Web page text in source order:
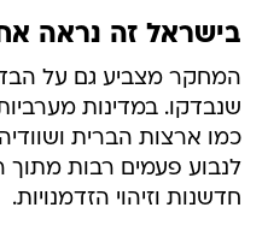
בישראל זה נראה
המחקר מצביע גם על
שנבדקו. במדינות מערביות
כמו ארצות הברית
לנבוע פעמים רבות מתוך
חדשנות וזיהוי הזדמנויות.